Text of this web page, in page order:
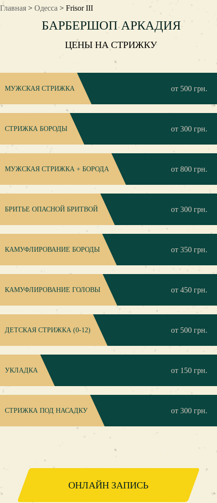
Главная > Одесса > Frisor III
БАРБЕРШОП АРКАДИЯ
ЦЕНЫ НА СТРИЖКУ
МУЖСКАЯ СТРИЖКА от 500 грн.
СТРИЖКА БОРОДЫ от 300 грн.
МУЖСКАЯ СТРИЖКА + БОРОДА от 800 грн.
БРИТЬЕ ОПАСНОЙ БРИТВОЙ от 300 грн.
КАМУФЛИРОВАНИЕ БОРОДЫ от 350 грн.
КАМУФЛИРОВАНИЕ ГОЛОВЫ от 450 грн.
ДЕТСКАЯ СТРИЖКА (0-12) от 500 грн.
УКЛАДКА от 150 грн.
CТРИЖКА ПОД НАСАДКУ от 300 грн.
ОНЛАЙН ЗАПИСЬ